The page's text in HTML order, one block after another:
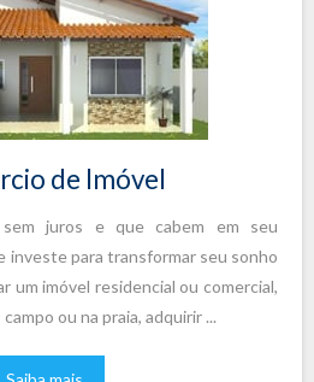
de Imóvel
sem juros e que cabem em seu
investe para transformar seu sonho
um imóvel residencial ou comercial,
ou na praia, adquirir ...